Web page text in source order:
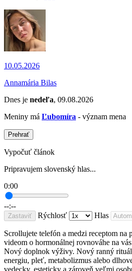
10.05.2026
Annamária Bilas
Dnes je nedeľa, 09.08.2026
Meniny má Ľubomíra - význam mena
Prehrať
Vypočuť článok
Pripravujem slovenský hlas...
0:00
--:--
Zastaviť Rýchlosť Hlas
Scrollujete telefón a medzi receptom na
videom o hormonálnej rovnováhe na
Nový doplnok výživy. Nový ranný
energiu, pleť, metabolizmus alebo